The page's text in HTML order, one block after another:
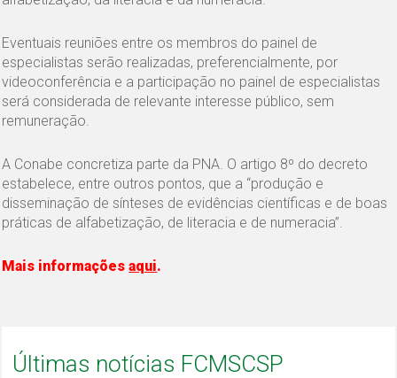
Eventuais reuniões entre os membros do painel de
especialistas serão realizadas, preferencialmente, por
videoconferência e a participação no painel de especialistas
será considerada de relevante interesse público, sem
remuneração.
A Conabe concretiza parte da PNA. O artigo 8º do decreto
estabelece, entre outros pontos, que a “produção e
disseminação de sínteses de evidências científicas e de boas
práticas de alfabetização, de literacia e de numeracia”.
Mais informaçõesaqui.
Últimas notícias FCMSCSP